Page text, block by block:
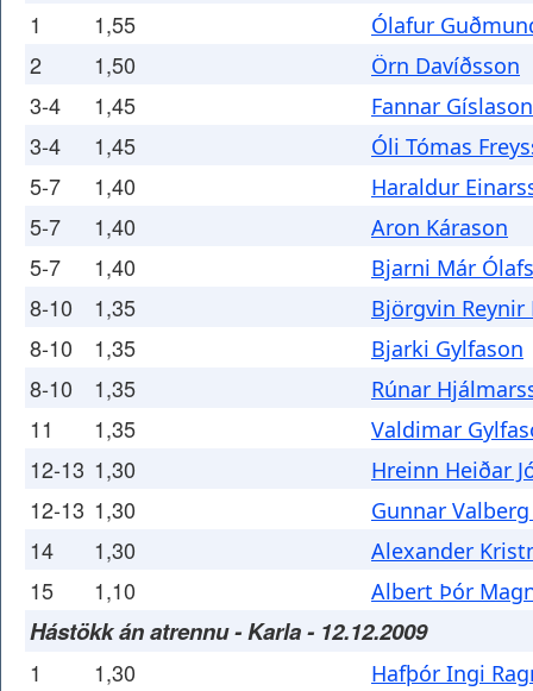
1 1,55 Ólafur
2 1,50 Örn Davíðsson
3-4 1,45 Fannar Gíslason
3-4 1,45 Óli Tómas
5-7 1,40 Haraldur
5-7 1,40 Aron Kárason
5-7 1,40 Bjarni Már
8-10 1,35 Björgvin Reynir
8-10 1,35 Bjarki Gylfason
8-10 1,35 Rúnar
11 1,35 Valdimar
12-13 1,30 Hreinn Heiðar
12-13 1,30 Gunnar
14 1,30 Alexander
15 1,10 Albert Þór
Hástökk án atrennu - Karla - 12.12.2009
1 1,30 Hafþór Ingi